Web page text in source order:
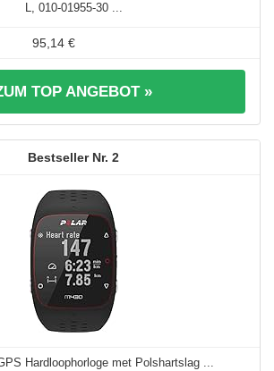
L, 010-01955-30 ...
95,14 €
TOP ANGEBOT »
2
Hardloophorloge met Polshartslag ...